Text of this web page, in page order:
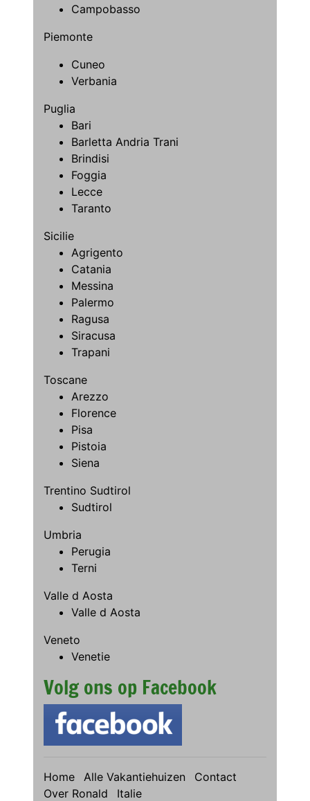
Campobasso
Piemonte
Cuneo
Verbania
Puglia
Bari
Barletta Andria Trani
Brindisi
Foggia
Lecce
Taranto
Sicilie
Agrigento
Catania
Messina
Palermo
Ragusa
Siracusa
Trapani
Toscane
Arezzo
Florence
Pisa
Pistoia
Siena
Trentino Sudtirol
Sudtirol
Umbria
Perugia
Terni
Valle d Aosta
Valle d Aosta
Veneto
Venetie
Volg ons op Facebook
Home Alle Vakantiehuizen
Contact
Over Ronald
Italie